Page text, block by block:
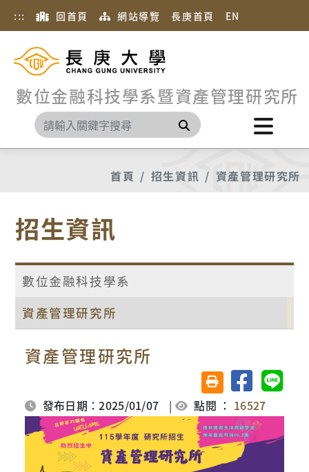
::: 回首頁 網站導覽 長庚首頁 EN
數位金融科技學系暨資產管理研究所
搜尋
首頁 招生資訊 資產管理研究所
招生資訊
數位金融科技學系
資產管理研究所
資產管理研究所
友善列印(另開視窗)
分享至臉書分享
發布日期：2025/01/07 | 點閱 ： 16527